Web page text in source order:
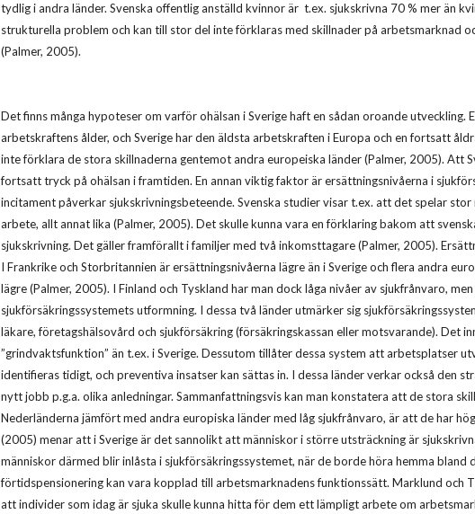
tydlig i andra länder. Svenska offentlig anställd kvinnor är t.ex. sjukskrivna 70 % mer än
strukturella problem och kan till stor del inte förklaras med skillnader på arbetsmarknad
(Palmer, 2005).
Det finns många hypoteser om varför ohälsan i Sverige haft en sådan oroande
arbetskraftens ålder, och Sverige har den äldsta arbetskraften i Europa och en fortsatt
inte förklara de stora skillnaderna gentemot andra europeiska länder (Palmer, 2005).
fortsatt tryck på ohälsan i framtiden. En annan viktig faktor är ersättningsnivåerna i
incitament påverkar sjukskrivningsbeteende. Svenska studier visar t.ex. att det spelar
arbete, allt annat lika (Palmer, 2005). Det skulle kunna vara en förklaring bakom att
sjukskrivning. Det gäller framförallt i familjer med två inkomsttagare (Palmer, 2005).
I Frankrike och Storbritannien är ersättningsnivåerna lägre än i Sverige och flera andra
lägre (Palmer, 2005). I Finland och Tyskland har man dock låga nivåer av sjukfrånvaro,
sjukförsäkringssystemets utformning. I dessa två länder utmärker sig
läkare, företagshälsovård och sjukförsäkring (försäkringskassan eller motsvarande). Det
”grindvaktsfunktion” än t.ex. i Sverige. Dessutom tillåter dessa system att arbetsplatser
identifieras tidigt, och preventiva insatser kan sättas in. I dessa länder verkar också den
nytt jobb p.g.a. olika anledningar. Sammanfattningsvis kan man konstatera att de stora
Nederländerna jämfört med andra europiska länder med låg sjukfrånvaro, är att de har
(2005) menar att i Sverige är det sannolikt att människor i större utsträckning är
människor därmed blir inlåsta i sjukförsäkringssystemet, när de borde höra hemma
förtidspensionering kan vara kopplad till arbetsmarknadens funktionssätt. Marklund och
att individer som idag är sjuka skulle kunna hitta för dem ett lämpligt arbete om